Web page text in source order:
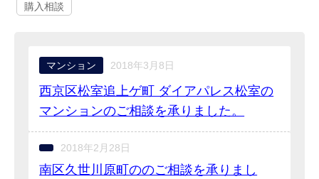
購入相談
マンション 2018年3月8日
西京区松室追上ゲ町 ダイアパレス松室の
マンションのご相談を承りました。
2018年2月28日
南区久世川原町ののご相談を承りまし